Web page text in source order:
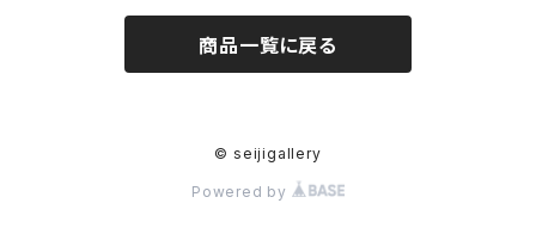
商品一覧に戻る
© seijigallery
Powered by